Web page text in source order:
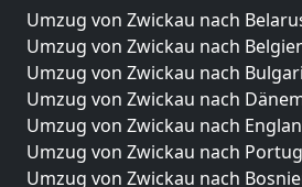
Umzug von Zwickau nach
Umzug von Zwickau nach
Umzug von Zwickau nach
Umzug von Zwickau nach
Umzug von Zwickau nach
Umzug von Zwickau nach
Umzug von Zwickau nach